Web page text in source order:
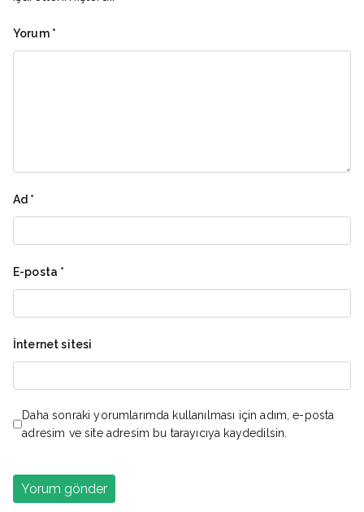
Yorum *
Ad *
E-posta *
İnternet sitesi
Daha sonraki yorumlarımda kullanılması için adım, e-posta
adresim ve site adresim bu tarayıcıya kaydedilsin.